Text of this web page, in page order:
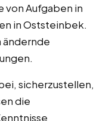
von Aufgaben in
in Oststeinbek.
ändernde
sicherzustellen,
die